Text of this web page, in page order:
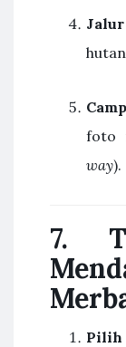
foto
way).
7.
Pilih